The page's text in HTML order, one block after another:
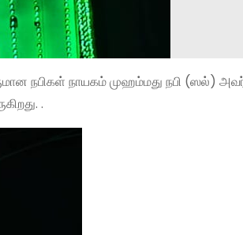
நாயகம் முஹம்மது நபி (ஸல்)
.